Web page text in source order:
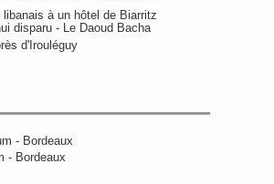
libanais à un hôtel de Biarritz
disparu - Le Daoud Bacha
d'Irouléguy
- Bordeaux